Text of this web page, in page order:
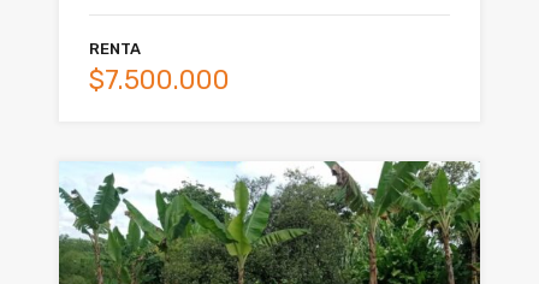
RENTA
$7.500.000